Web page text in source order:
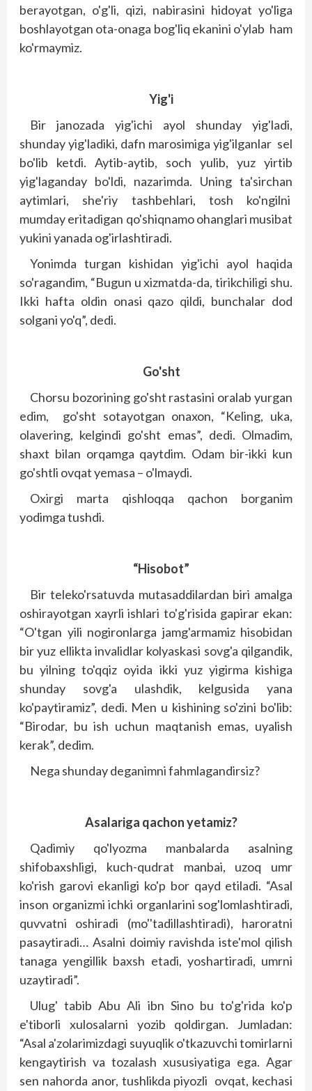
berayotgan, o'g'li, qizi, nabirasini hidoyat yo'liga
boshlayotgan ota-onaga bog'liq ekanini o'ylab ham
ko'rmaymiz.
Yig'i
Bir janozada yig'ichi ayol shunday yig'ladi,
shunday yig'ladiki, dafn marosimiga yig'ilganlar sel
bo'lib ketdi. Aytib-aytib, soch yulib, yuz yirtib
yig'laganday bo'ldi, nazarimda. Uning ta'sirchan
aytimlari, she'riy tashbehlari, tosh ko'ngilni
mumday eritadigan qo'shiqnamo ohanglari musibat
yukini yanada og'irlashtiradi.
Yonimda turgan kishidan yig'ichi ayol haqida
so'ragandim, “Bugun u xizmatda-da, tirikchiligi shu.
Ikki hafta oldin onasi qazo qildi, bunchalar dod
solgani yo'q”, dedi.
Go'sht
Chorsu bozorining go'sht rastasini oralab yurgan
edim, go'sht sotayotgan onaxon, “Keling, uka,
olavering, kelgindi go'sht emas”, dedi. Olmadim,
shaxt bilan orqamga qaytdim. Odam bir-ikki kun
go'shtli ovqat yemasa – o'lmaydi.
Oxirgi marta qishloqqa qachon borganim
yodimga tushdi.
“Hisobot”
Bir teleko'rsatuvda mutasaddilardan biri amalga
oshirayotgan xayrli ishlari to'g'risida gapirar ekan:
“O'tgan yili nogironlarga jamg'armamiz hisobidan
bir yuz ellikta invalidlar kolyaskasi sovg'a qilgandik,
bu yilning to'qqiz oyida ikki yuz yigirma kishiga
shunday sovg'a ulashdik, kelgusida yana
ko'paytiramiz”, dedi. Men u kishining so'zini bo'lib:
“Birodar, bu ish uchun maqtanish emas, uyalish
kerak”, dedim.
Nega shunday deganimni fahmlagandirsiz?
Asalariga qachon yetamiz?
Qadimiy qo'lyozma manbalarda asalning
shifobaxshligi, kuch-qudrat manbai, uzoq umr
ko'rish garovi ekanligi ko'p bor qayd etiladi. “Asal
inson organizmi ichki organlarini sog'lomlashtiradi,
quvvatni oshiradi (mo''tadillashtiradi), haroratni
pasaytiradi… Asalni doimiy ravishda iste'mol qilish
tanaga yengillik baxsh etadi, yoshartiradi, umrni
uzaytiradi”.
Ulug' tabib Abu Ali ibn Sino bu to'g'rida ko'p
e'tiborli xulosalarni yozib qoldirgan. Jumladan:
“Asal a'zolarimizdagi suyuqlik o'tkazuvchi tomirlarni
kengaytirish va tozalash xususiyatiga ega. Agar
sen nahorda anor, tushlikda piyozli ovqat, kechasi